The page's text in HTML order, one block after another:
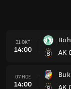
05 ДЕК
14:00
AK
ФК
12 ДЕК
14:00
ФК
AK